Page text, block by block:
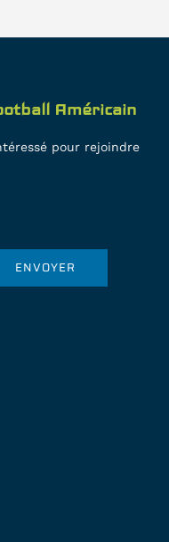
Américain
pour rejoindre
ENVOYER